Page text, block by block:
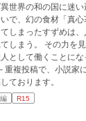
界の和の国に迷い込んでいた
で、幻の食材「真
しまったすずめは
を見込まれ、陰謀渦巻く瓏国の後宮
として働くことに
て
ております。
R15